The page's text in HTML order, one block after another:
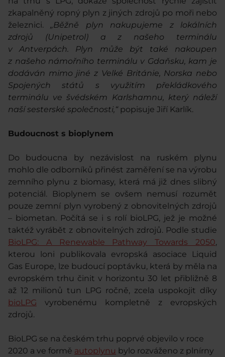
zkapalněný ropný plyn z jiných zdrojů po moři nebo
železnici.
„Běžně plyn nakupujeme z lokálních
zdrojů (Unipetrol) a z našeho terminálu
v Antverpách. Plyn může být také nakoupen
z našeho námořního terminálu v Gdaňsku, kam je
dodáván mimo jiné z Velké Británie, Norska nebo
Spojených států s využitím překládkového
terminálu ve švédském Karlshamnu, který náleží
naší sesterské společnosti,“popisuje Jiří Karlík.
Budoucnost s bioplynem
Do budoucna by nezávislost na ruském plynu
mohlo dle odborníků přinést zaměření se na výrobu
zemního plynu z biomasy, která má již dnes slibný
potenciál. Bioplynem se ovšem nemusí rozumět
pouze zemní plyn vyrobený z obnovitelných zdrojů
– biometan. Počítá se i s rolí bioLPG, jež je možné
taktéž vyrábět z obnovitelných zdrojů. Podle studie
BioLPG: A Renewable Pathway Towards 2050,
kterou loni publikovala evropská asociace Liquid
Gas Europe, lze budoucí poptávku, která by měla na
evropském trhu činit v horizontu 30 let přibližně 8
až 12 milionů tun LPG ročně, zcela uspokojit díky
bioLPG vyrobenému kompletně z evropských
zdrojů.
BioLPG se na českém trhu poprvé objevilo v roce
2020 a ve formě autoplynu bylo rozváženo z plnírny